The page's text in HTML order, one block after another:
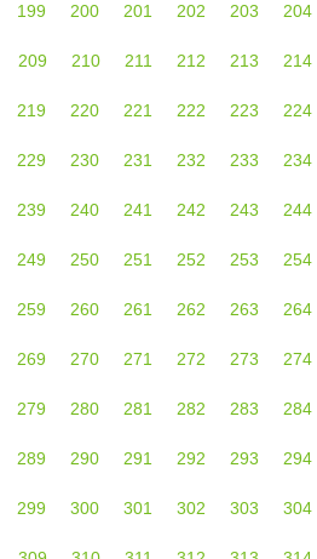
199 200 201 202 203 204
209 210 211 212 213 214
219 220 221 222 223 224
229 230 231 232 233 234
239 240 241 242 243 244
249 250 251 252 253 254
259 260 261 262 263 264
269 270 271 272 273 274
279 280 281 282 283 284
289 290 291 292 293 294
299 300 301 302 303 304